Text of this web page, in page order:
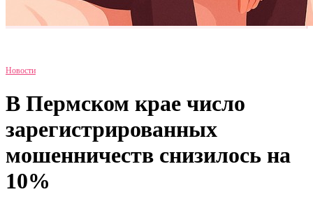
Новости
В Пермском крае число
зарегистрированных
мошенничеств снизилось на
10%